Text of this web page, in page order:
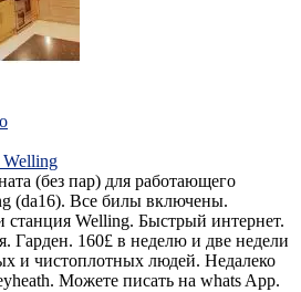
Welling
(без пар) для работающего
(da16). Все билы включены.
станция Welling. Быстрый интернет.
Гарден. 160£ в неделю и две недели
и чистоплотных людей. Недалеко
Можете писать на whats App.